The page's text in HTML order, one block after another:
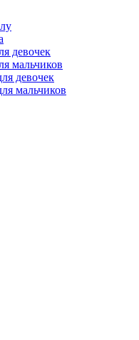
девочек
мальчиков
девочек
мальчиков